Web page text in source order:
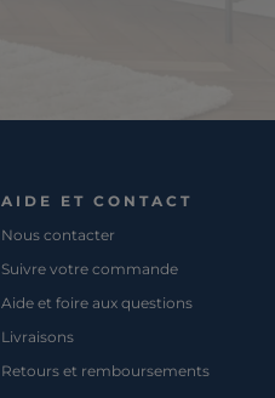
AIDE ET CONTACT
Nous contacter
Suivre votre commande
Aide et foire aux questions
Livraisons
Retours et remboursements